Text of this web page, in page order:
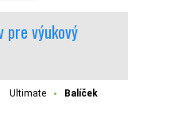
pre výukový
Ultimate
Balíček